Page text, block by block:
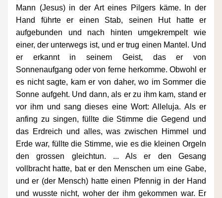
Mann (Jesus) in der Art eines Pilgers käme. In der
Hand führte er einen Stab, seinen Hut hatte er
aufgebunden und nach hinten umgekrempelt wie
einer, der unterwegs ist, und er trug einen Mantel. Und
er erkannt in seinem Geist, das er von
Sonnenaufgang oder von ferne herkomme. Obwohl er
es nicht sagte, kam er von daher, wo im Sommer die
Sonne aufgeht. Und dann, als er zu ihm kam, stand er
vor ihm und sang dieses eine Wort: Alleluja. Als er
anfing zu singen, füllte die Stimme die Gegend und
das Erdreich und alles, was zwischen Himmel und
Erde war, füllte die Stimme, wie es die kleinen Orgeln
den grossen gleichtun. ... Als er den Gesang
vollbracht hatte, bat er den Menschen um eine Gabe,
und er (der Mensch) hatte einen Pfennig in der Hand
und wusste nicht, woher der ihm gekommen war. Er